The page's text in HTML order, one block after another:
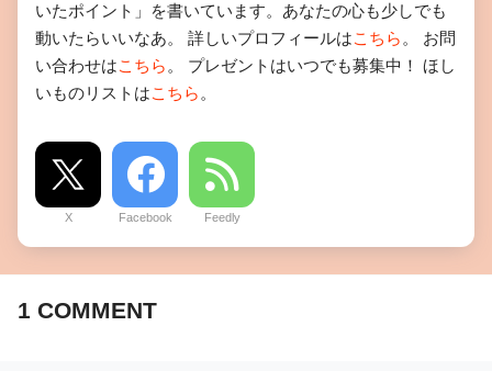
いたポイント」を書いています。あなたの心も少しでも
動いたらいいなあ。 詳しいプロフィールはこちら 。 お問
い合わせはこちら 。 プレゼントはいつでも募集中！ ほし
いものリストはこちら 。
X Facebook Feedly
1 COMMENT